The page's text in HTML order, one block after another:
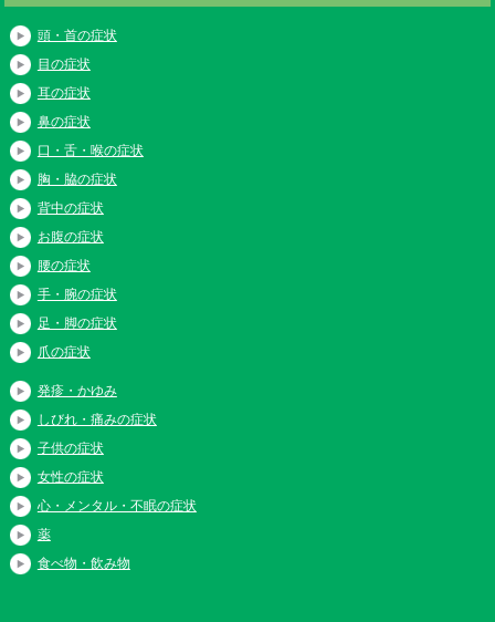
頭・首の症状
目の症状
耳の症状
鼻の症状
口・舌・喉の症状
胸・脇の症状
背中の症状
お腹の症状
腰の症状
手・腕の症状
足・脚の症状
爪の症状
発疹・かゆみ
しびれ・痛みの症状
子供の症状
女性の症状
心・メンタル・不眠の症状
薬
食べ物・飲み物